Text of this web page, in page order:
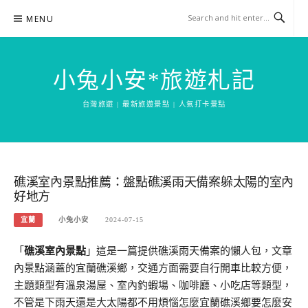
content
MENU
小兔小安*旅遊札記
台灣旅遊 | 最新旅遊景點 | 人氣打卡景點
礁溪室內景點推薦：盤點礁溪雨天備案躲太陽的室內
好地方
宜蘭 小兔小安 2024-07-15
「 礁溪室內景點 」這是一篇提供礁溪雨天備案的懶人包，文章
內景點涵蓋的宜蘭礁溪鄉，交通方面需要自行開車比較方便，
主題類型有溫泉湯屋、室內釣蝦場、咖啡廳、小吃店等類型，
不管是下雨天還是大太陽都不用煩惱怎麼宜蘭礁溪鄉要怎麼安